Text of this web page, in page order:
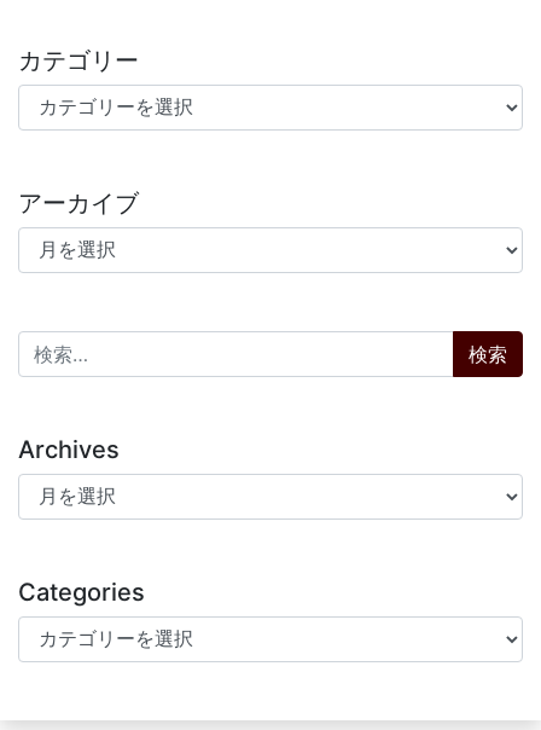
カテゴリー
カテゴリー
アーカイブ
アーカイブ
検索:
Archives
Archives
Categories
Categories